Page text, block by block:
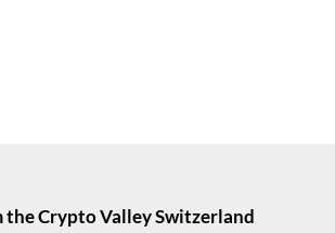
the Crypto Valley Switzerland